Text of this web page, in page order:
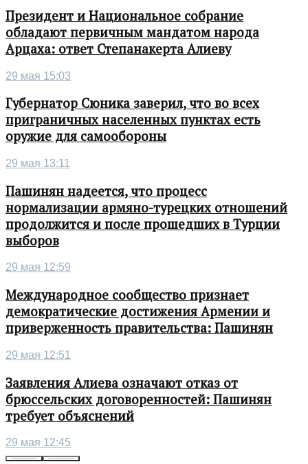
Президент и Национальное собрание
обладают первичным мандатом народа
Арцаха: ответ Степанакерта Алиеву
29 мая 15:03
Губернатор Сюника заверил, что во всех
приграничных населенных пунктах есть
оружие для самообороны
29 мая 13:11
Пашинян надеется, что процесс
нормализации армяно-турецких отношений
продолжится и после прошедших в Турции
выборов
29 мая 12:59
Международное сообщество признает
демократические достижения Армении и
приверженность правительства: Пашинян
29 мая 12:51
Заявления Алиева означают отказ от
брюссельских договоренностей: Пашинян
требует объяснений
29 мая 12:45